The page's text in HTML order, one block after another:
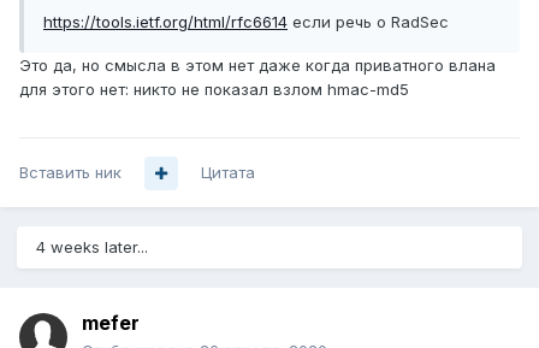
https://tools.ietf.org/html/rfc6614 если речь о RadSec
Это да, но смысла в этом нет даже когда приватного влана
для этого нет: никто не показал взлом hmac-md5
Вставить ник Цитата
4 weeks later...
mefer